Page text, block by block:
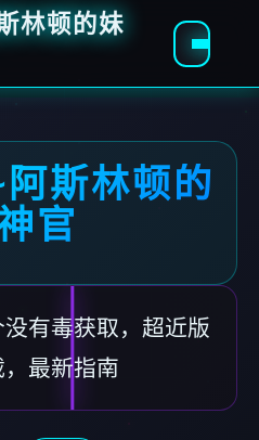
林顿的妹
斯林顿的
官
有毒获取，超近版
最新指南